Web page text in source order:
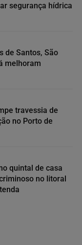
segurança hídrica
de Santos, São
melhoram
travessia de
no Porto de
quintal de casa
no litoral